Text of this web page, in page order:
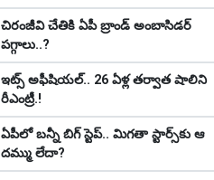
చిరంజీవి చేతికి ఏపీ బ్రాండ్ అంబాసిడర్
పగ్గాలు..?
ఇట్స్ అఫీషియ‌ల్‌.. 26 ఏళ్ల తర్వాత షాలిని
రీఎంట్రీ.!
ఏపీలో బ‌న్నీ బిగ్ స్టెప్‌.. మిగ‌తా స్టార్స్‌కు ఆ
ద‌మ్ము లేదా?